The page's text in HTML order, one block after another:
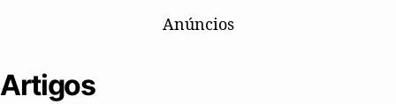
Anúncios
Artigos